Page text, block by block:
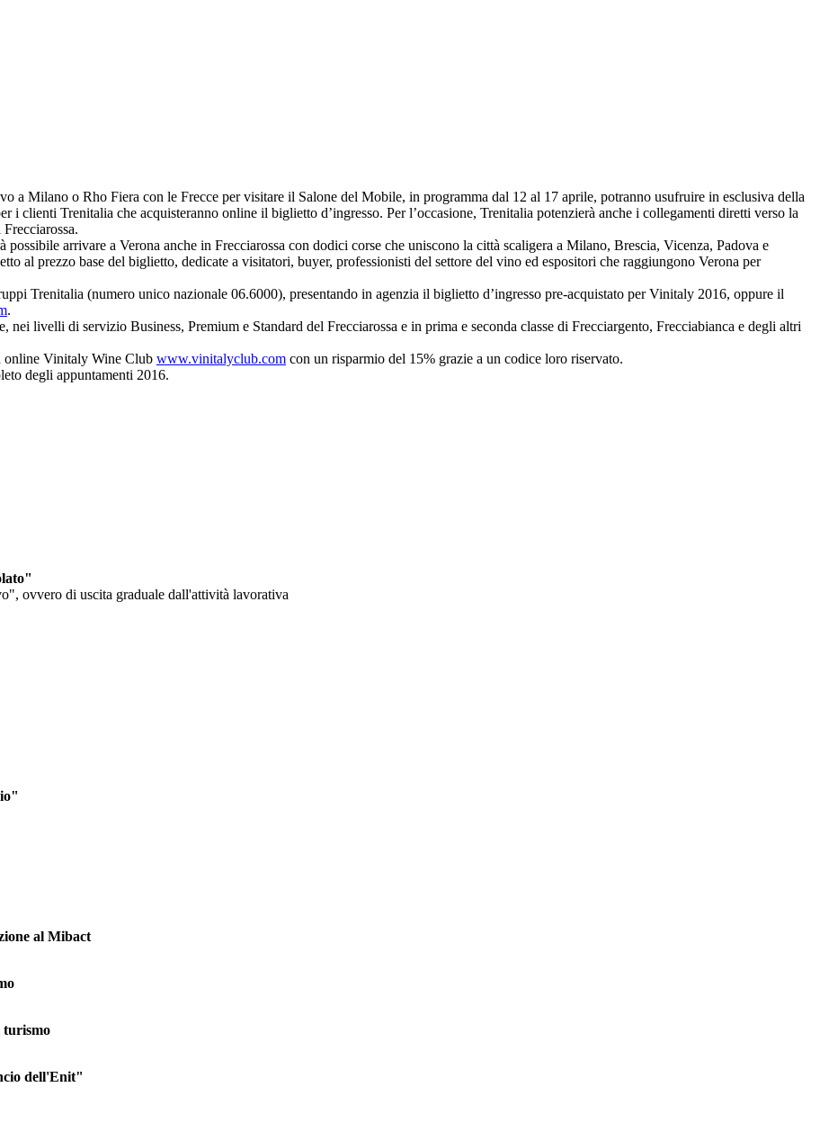
a Milano o Rho Fiera con le Frecce per visitare il Salone del Mobile, in programma dal 12 al 17 aprile, potranno usufruire in esclusiva della
clienti Trenitalia che acquisteranno online il biglietto d’ingresso. Per l’occasione, Trenitalia potenzierà anche i collegamenti diretti verso la
arrivare a Verona anche in Frecciarossa con dodici corse che uniscono la città scaligera a Milano, Brescia, Vicenza, Padova e
al prezzo base del biglietto, dedicate a visitatori, buyer, professionisti del settore del vino ed espositori che raggiungono Verona per
Trenitalia (numero unico nazionale 06.6000), presentando in agenzia il biglietto d’ingresso pre-acquistato per Vinitaly 2016, oppure il
.
livelli di servizio Business, Premium e Standard del Frecciarossa e in prima e seconda classe di Frecciargento, Frecciabianca e degli altri
online Vinitaly Wine Club www.vinitalyclub.com con un risparmio del 15% grazie a un codice loro riservato.
degli appuntamenti 2016.
ovvero di uscita graduale dall'attività lavorativa
al Mibact
turismo
dell'Enit"